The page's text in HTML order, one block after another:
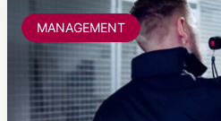
MANAGEMENT